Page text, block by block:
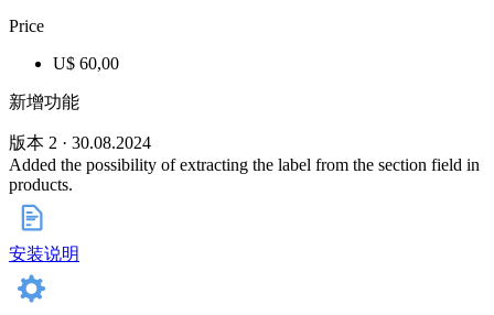
Price
U$ 60,00
新增功能
版本 2 · 30.08.2024
Added the possibility of extracting the label from the section field in
products.
安装说明